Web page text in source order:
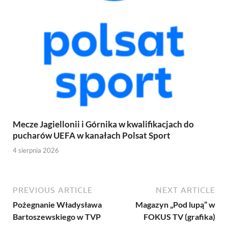
Mecze Jagiellonii i Górnika w kwalifikacjach do
pucharów UEFA w kanałach Polsat Sport
4 sierpnia 2026
PREVIOUS ARTICLE
Pożegnanie Władysława
Bartoszewskiego w TVP
NEXT ARTICLE
Magazyn „Pod lupą” w
FOKUS TV (grafika)